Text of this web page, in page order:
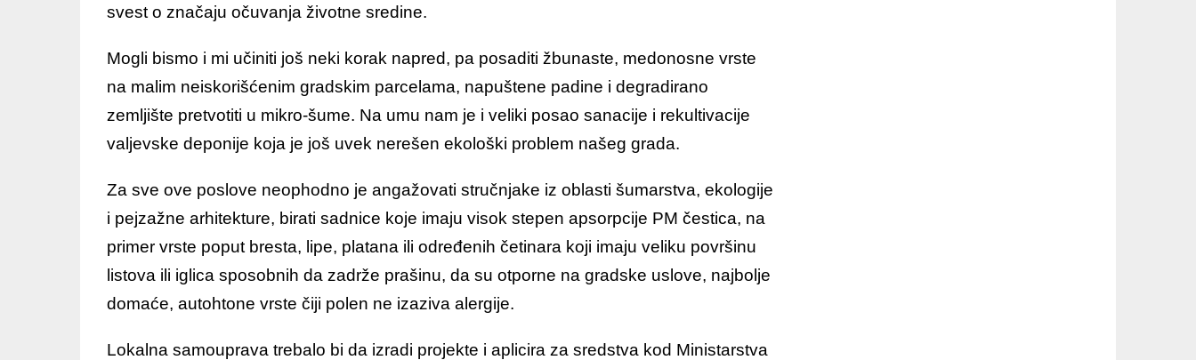
svest o značaju očuvanja životne sredine.
Mogli bismo i mi učiniti još neki korak napred, pa posaditi žbunaste, medonosne vrste
na malim neiskorišćenim gradskim parcelama, napuštene padine i degradirano
zemljište pretvotiti u mikro-šume. Na umu nam je i veliki posao sanacije i rekultivacije
valjevske deponije koja je još uvek nerešen ekološki problem našeg grada.
Za sve ove poslove neophodno je angažovati stručnjake iz oblasti šumarstva, ekologije
i pejzažne arhitekture, birati sadnice koje imaju visok stepen apsorpcije PM čestica, na
primer vrste poput bresta, lipe, platana ili određenih četinara koji imaju veliku površinu
listova ili iglica sposobnih da zadrže prašinu, da su otporne na gradske uslove, najbolje
domaće, autohtone vrste čiji polen ne izaziva alergije.
Lokalna samouprava trebalo bi da izradi projekte i aplicira za sredstva kod Ministarstva